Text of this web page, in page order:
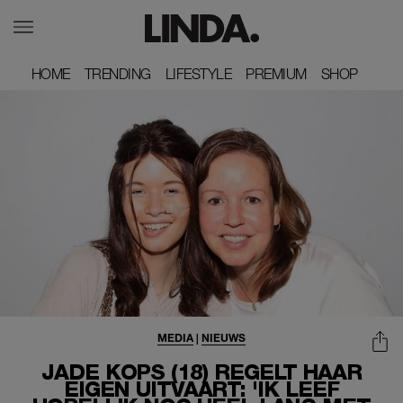
HOME
HOME TRENDING
TRENDING LIFESTYLE
LIFESTYLE PREMIUM
PREMIUM SHOP
SHOP
JADE KOPS (18) REGELT HAAR
EIGEN UITVAART: 'IK LEEF
MEDIA | NIEUWS